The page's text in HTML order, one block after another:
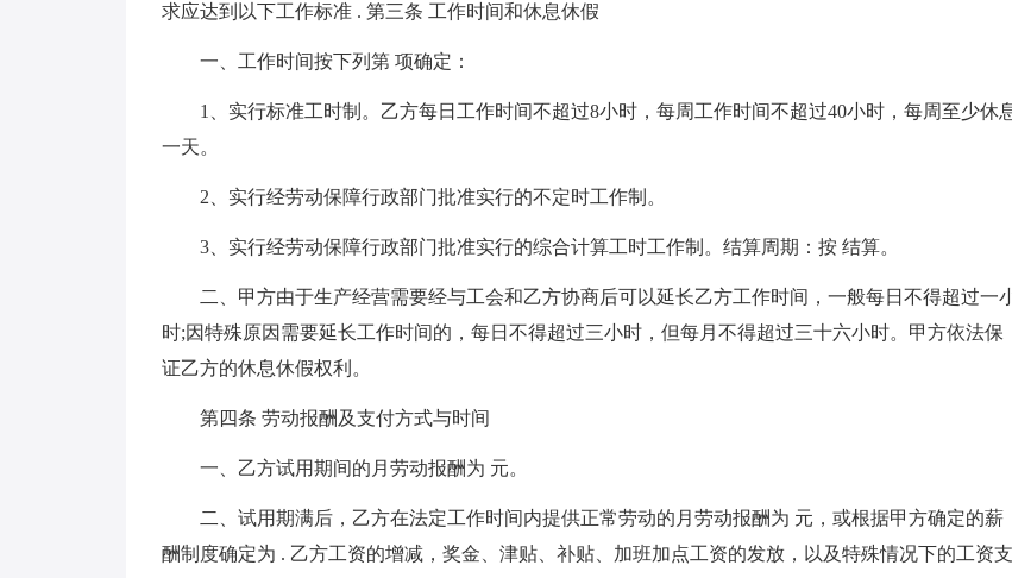
求应达到以下工作标准 . 第三条 工作时间和休息休假
一、工作时间按下列第 项确定：
1、实行标准工时制。乙方每日工作时间不超过8小时，每周工作时间不超过40小时，每周至少休
一天。
2、实行经劳动保障行政部门批准实行的不定时工作制。
3、实行经劳动保障行政部门批准实行的综合计算工时工作制。结算周期：按 结算。
二、甲方由于生产经营需要经与工会和乙方协商后可以延长乙方工作时间，一般每日不得超过一
时;因特殊原因需要延长工作时间的，每日不得超过三小时，但每月不得超过三十六小时。甲方依法保
证乙方的休息休假权利。
第四条 劳动报酬及支付方式与时间
一、乙方试用期间的月劳动报酬为 元。
二、试用期满后，乙方在法定工作时间内提供正常劳动的月劳动报酬为 元，或根据甲方确定的薪
酬制度确定为 . 乙方工资的增减，奖金、津贴、补贴、加班加点工资的发放，以及特殊情况下的工资支